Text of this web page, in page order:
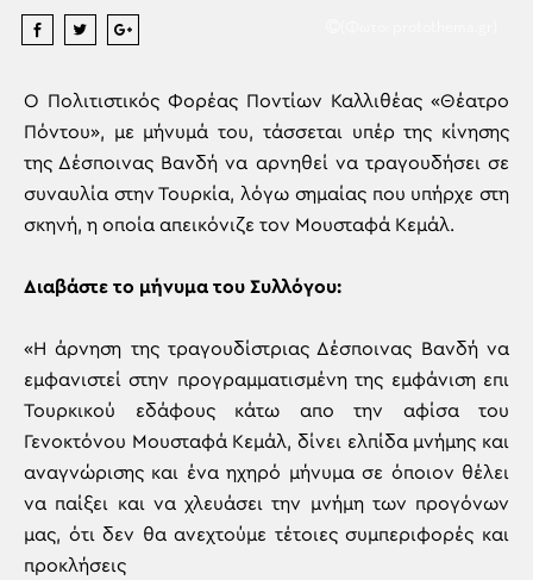
Ο Πολιτιστικός Φορέας Ποντίων Καλλιθέας «Θέατρο
Πόντου», με μήνυμά του, τάσσεται υπέρ της κίνησης
της Δέσποινας Βανδή να αρνηθεί να τραγουδήσει σε
συναυλία στην Τουρκία, λόγω σημαίας που υπήρχε στη
σκηνή, η οποία απεικόνιζε τον Μουσταφά Κεμάλ.
Διαβάστε το μήνυμα του Συλλόγου:
«Η άρνηση της τραγουδίστριας Δέσποινας Βανδή να
εμφανιστεί στην προγραμματισμένη της εμφάνιση επι
Τουρκικού εδάφους κάτω απο την αφίσα του
Γενοκτόνου Μουσταφά Κεμάλ, δίνει ελπίδα μνήμης και
αναγνώρισης και ένα ηχηρό μήνυμα σε όποιον θέλει
να παίξει και να χλευάσει την μνήμη των προγόνων
μας, ότι δεν θα ανεχτούμε τέτοιες συμπεριφορές και
προκλήσεις